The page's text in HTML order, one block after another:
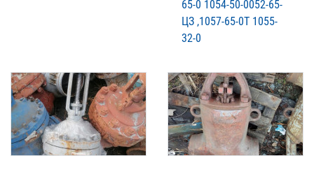
65-0 1054-50-0052-65-
ЦЗ ,1057-65-0Т 1055-
32-0